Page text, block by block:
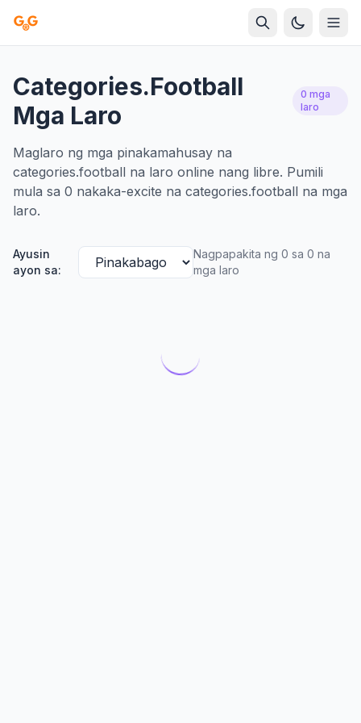
Categories.football
Mga Laro
0 mga
laro
Maglaro ng mga pinakamahusay na
categories.football na laro online nang libre. Pumili
mula sa 0 nakaka-excite na categories.football na mga
laro.
Ayusin
ayon sa:
Nagpapakita ng 0 sa 0 na
mga laro